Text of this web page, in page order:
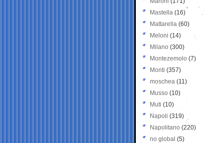
Mastella (16)
Mattarella (60)
Meloni (14)
Milano (300)
Montezemolo (7)
Monti (357)
moschea (11)
Musso (10)
Muti (10)
Napoli (319)
Napolitano (220)
no global (5)